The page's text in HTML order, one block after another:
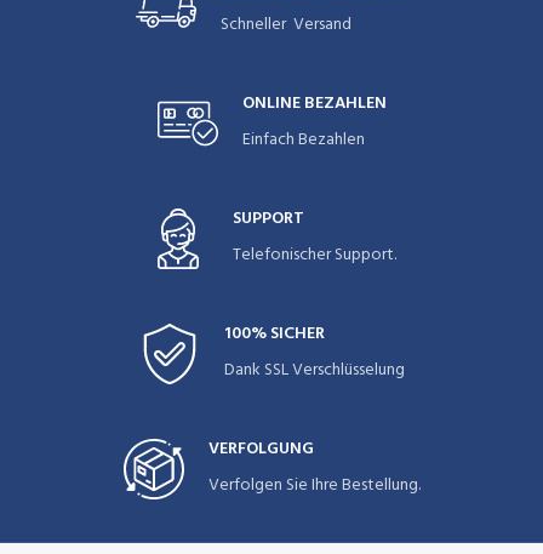
Schneller Versand
ONLINE BEZAHLEN
Einfach Bezahlen
SUPPORT
Telefonischer Support.
100% SICHER
Dank SSL Verschlüsselung
VERFOLGUNG
Verfolgen Sie Ihre Bestellung.